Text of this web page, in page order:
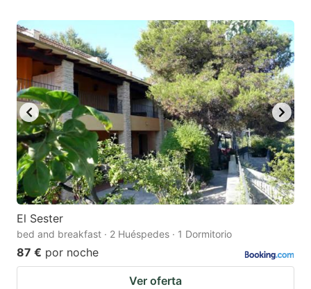
El Sester
bed and breakfast · 2 Huéspedes · 1 Dormitorio
87 € por noche
Ver oferta